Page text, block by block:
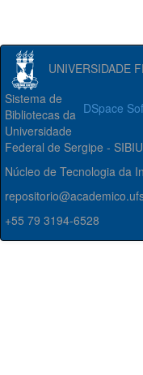
UNIVERSIDADE
DSpace
Sistema de
Bibliotecas da
Universidade
Federal de Sergipe -
Núcleo de Tecnologia da
+55 79 3194-6528